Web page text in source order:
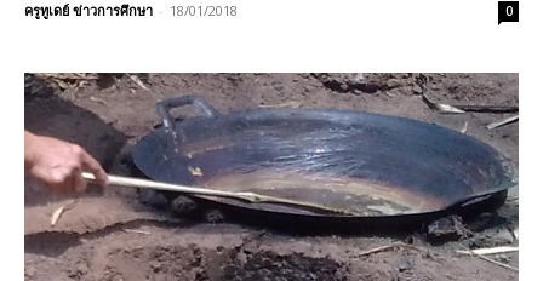
ครูทูเดย์ ข่าวการศึกษา - 18/01/2018 0